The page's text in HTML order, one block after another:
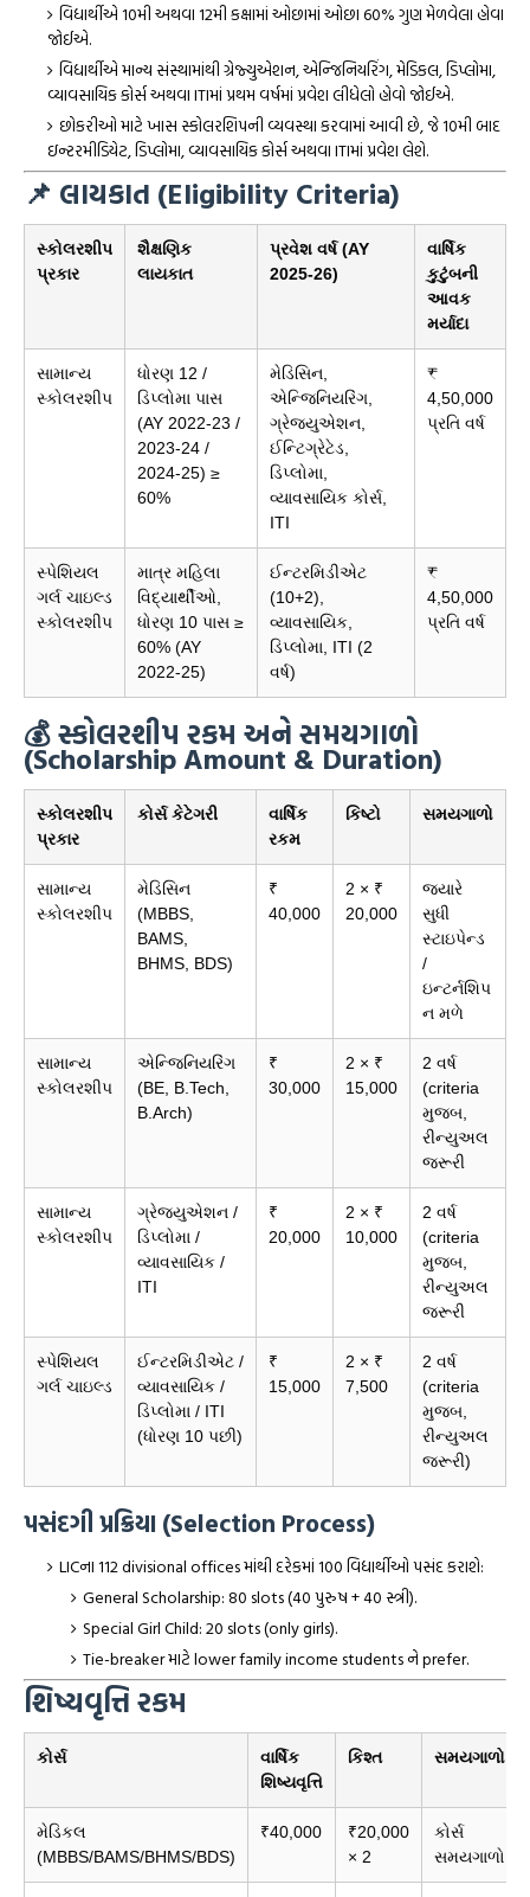
વિદ્યાર્થીએ 10મી અથવા 12મી કક્ષામાં ઓછામાં ઓછા 60% ગુણ મેળવેલા હોવા
જોઈએ.
વિદ્યાર્થીએ માન્ય સંસ્થામાંથી ગ્રેજ્યુએશન, એન્જિનિયરિંગ, મેડિકલ, ડિપ્લોમા,
વ્યાવસાયિક કોર્સ અથવા ITIમાં પ્રથમ વર્ષમાં પ્રવેશ લીધેલો હોવો જોઈએ.
છોકરીઓ માટે ખાસ સ્કોલરશિપની વ્યવસ્થા કરવામાં આવી છે, જે 10મી બાદ
ઇન્ટરમીડિયેટ, ડિપ્લોમા, વ્યાવસાયિક કોર્સ અથવા ITIમાં પ્રવેશ લેશે.
📌 લાયકાત (Eligibility Criteria)
સ્કોલરશીપ
પ્રકાર
શૈક્ષણિક
લાયકાત
પ્રવેશ વર્ષ (AY
2025-26)
વાર્ષિક
કુટુંબની
આવક
મર્યાદા
સામાન્ય
સ્કોલરશીપ
ધોરણ 12 /
ડિપ્લોમા પાસ
(AY 2022-23 /
2023-24 /
2024-25) ≥
60%
મેડિસિન,
એન્જિનિયરિંગ,
ગ્રેજ્યુએશન,
ઈન્ટિગ્રેટેડ,
ડિપ્લોમા,
વ્યાવસાયિક કોર્સ,
ITI
₹
4,50,000
પ્રતિ વર્ષ
સ્પેશિયલ
ગર્લ ચાઇલ્ડ
સ્કોલરશીપ
માત્ર મહિલા
વિદ્યાર્થીઓ,
ધોરણ 10 પાસ ≥
60% (AY
2022-25)
ઈન્ટરમિડીએટ
(10+2),
વ્યાવસાયિક,
ડિપ્લોમા, ITI (2
વર્ષ)
₹
4,50,000
પ્રતિ વર્ષ
💰 સ્કોલરશીપ રકમ અને સમયગાળો
(Scholarship Amount & Duration)
સ્કોલરશીપ
પ્રકાર
કોર્સ કેટેગરી
વાર્ષિક
રકમ
કિષ્ટો સમયગાળો
સામાન્ય
સ્કોલરશીપ
મેડિસિન
(MBBS,
BAMS,
BHMS, BDS)
₹
40,000
2 × ₹
20,000
જ્યારે
સુધી
સ્ટાઇપેન્ડ
/
ઇન્ટર્નશિપ
ન મળે
સામાન્ય
સ્કોલરશીપ
એન્જિનિયરિંગ
(BE, B.Tech,
B.Arch)
₹
30,000
2 × ₹
15,000
2 વર્ષ
(criteria
મુજબ,
રીન્યુઅલ
જરૂરી
સામાન્ય
સ્કોલરશીપ
ગ્રેજ્યુએશન /
ડિપ્લોમા /
વ્યાવસાયિક /
ITI
₹
20,000
2 × ₹
10,000
2 વર્ષ
(criteria
મુજબ,
રીન્યુઅલ
જરૂરી
સ્પેશિયલ
ગર્લ ચાઇલ્ડ
ઈન્ટરમિડીએટ /
વ્યાવસાયિક /
ડિપ્લોમા / ITI
(ધોરણ 10 પછી)
₹
15,000
2 × ₹
7,500
2 વર્ષ
(criteria
મુજબ,
રીન્યુઅલ
જરૂરી)
પસંદગી પ્રક્રિયા (Selection Process)
LICના 112 divisional offices માંથી દરેકમાં 100 વિદ્યાર્થીઓ પસંદ કરાશે:
General Scholarship: 80 slots (40 પુરુષ + 40 સ્ત્રી).
Special Girl Child: 20 slots (only girls).
Tie-breaker માટે lower family income students ને prefer.
શિષ્યવૃત્તિ રકમ
કોર્સ
વાર્ષિક
શિષ્યવૃત્તિ
કિશ્ત સમયગાળો
મેડિકલ
(MBBS/BAMS/BHMS/BDS)
₹40,000
₹20,000
× 2
કોર્સ
સમયગાળો